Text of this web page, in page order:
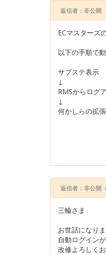
返信者：非公開
ECマスターズ
以下の手順で
サブステ表示
↓
RMSからログ
↓
何かしらの拡
返信者：非公開
三輪さま
お世話になりま
自動ログイン
改修よろしく